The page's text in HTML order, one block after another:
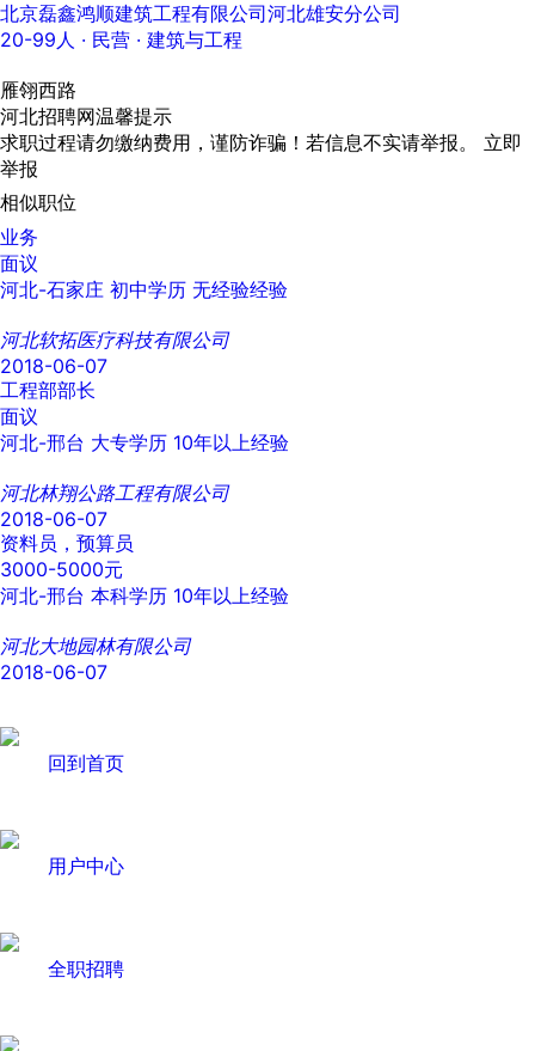
北京磊鑫鸿顺建筑工程有限公司河北雄安分公司
20-99人 · 民营 · 建筑与工程
雁翎西路
河北招聘网温馨提示
求职过程请勿缴纳费用，谨防诈骗！若信息不实请举报。 立即
举报
相似职位
业务
面议
河北-石家庄 初中学历 无经验经验
河北软拓医疗科技有限公司
2018-06-07
工程部部长
面议
河北-邢台 大专学历 10年以上经验
河北林翔公路工程有限公司
2018-06-07
资料员，预算员
3000-5000元
河北-邢台 本科学历 10年以上经验
河北大地园林有限公司
2018-06-07
回到首页
用户中心
全职招聘